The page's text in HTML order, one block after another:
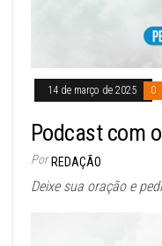
14 de março de 2025 0
Podcast com
Por REDAÇÃO
Deixe sua oração e